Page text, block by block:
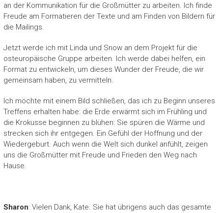
an der Kommunikation für die Großmütter zu arbeiten. Ich finde
Freude am Formatieren der Texte und am Finden von Bildern für
die Mailings.
Jetzt werde ich mit Linda und Snow an dem Projekt für die
osteuropäische Gruppe arbeiten. Ich werde dabei helfen, ein
Format zu entwickeln, um dieses Wunder der Freude, die wir
gemeinsam haben, zu vermitteln.
Ich möchte mit einem Bild schließen, das ich zu Beginn unseres
Treffens erhalten habe: die Erde erwärmt sich im Frühling und
die Krokusse beginnen zu blühen: Sie spüren die Wärme und
strecken sich ihr entgegen. Ein Gefühl der Hoffnung und der
Wiedergeburt. Auch wenn die Welt sich dunkel anfühlt, zeigen
uns die Großmütter mit Freude und Frieden den Weg nach
Hause.
Sharon: Vielen Dank, Kate. Sie hat übrigens auch das gesamte